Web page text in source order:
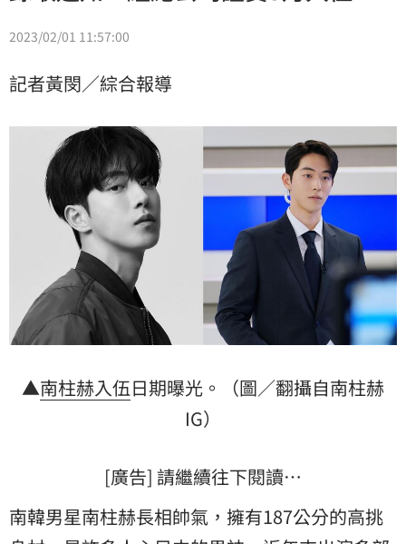
2023/02/01 11:57:00
記者黃閔／綜合報導
▲南柱赫入伍日期曝光。（圖／翻攝自南柱赫
IG）
[廣告] 請繼續往下閱讀…
南韓男星南柱赫長相帥氣，擁有187公分的高挑